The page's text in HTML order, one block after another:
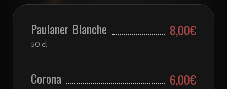
Paulaner Blanche 8,00€
50 cl
Corona 6,00€